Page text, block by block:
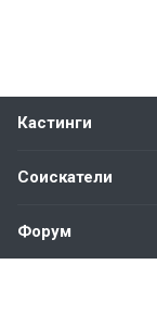
Кастинги
Соискатели
Форум